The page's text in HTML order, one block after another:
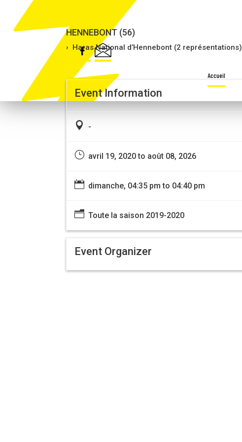
Accueil
CLÉMENCE DE CLAMARD [REPORTÉ]
HENNEBONT (56)
› Haras National d’Hennebont (2 représentations)
Event Information
 -
} avril 19, 2020 to août 08, 2026
 dimanche, 04:35 pm to 04:40 pm
n Toute la saison 2019-2020
Event Organizer